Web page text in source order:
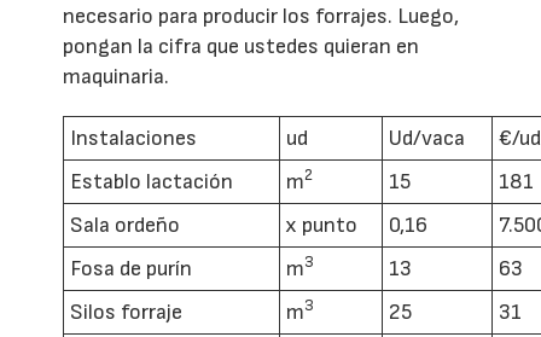
necesario para producir los forrajes. Luego,
pongan la cifra que ustedes quieran en
maquinaria.
Instalaciones ud Ud/vaca
€/ud
Establo lactación
m2 15
181
Sala ordeño
x punto 0,16
Fosa de purín
m3 13
63
Silos forraje
m3 25
31